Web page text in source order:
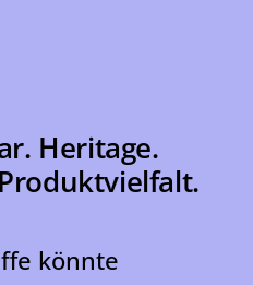
Heritage.
könnte